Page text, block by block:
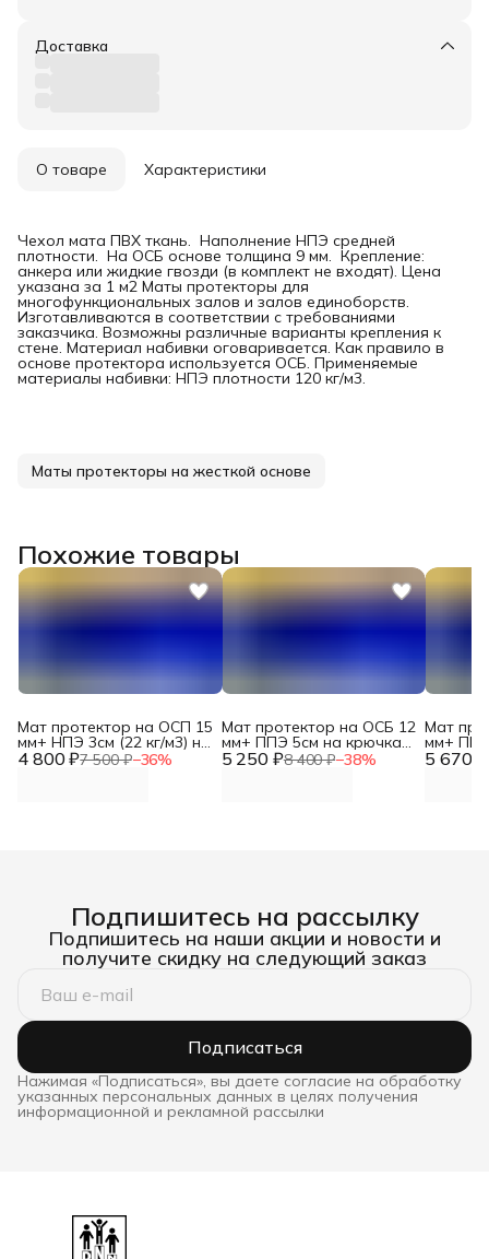
Доставка
О товаре Характеристики
Чехол мата ПВХ ткань. Наполнение НПЭ средней
плотности. На ОСБ основе толщина 9 мм. Крепление:
анкера или жидкие гвозди (в комплект не входят). Цена
указана за 1 м2 Маты протекторы для
многофункциональных залов и залов единоборств.
Изготавливаются в соответствии с требованиями
заказчика. Возможны различные варианты крепления к
стене. Материал набивки оговаривается. Как правило в
основе протектора используется ОСБ. Применяемые
материалы набивки: НПЭ плотности 120 кг/м3.
Маты протекторы на жесткой основе
Похожие товары
4 800 ₽7 500 ₽−36%
Мат протектор на ОСП 15
мм+ НПЭ 3см (22 кг/м3) на
крючках DNN 5 250 ₽8 400 ₽−38%
Мат протектор на ОСБ 12
мм+ ППЭ 5см на крючках
DNN 5 670 ₽
Мат
мм+
DNN
Подпишитесь на рассылку
Подпишитесь на наши акции и новости и
получите скидку на следующий заказ
Подписаться
Нажимая «Подписаться», вы даете согласие на обработку
указанных персональных данных в целях получения
информационной и рекламной рассылки